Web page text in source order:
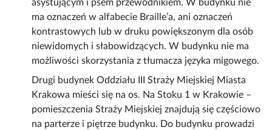
asystującym i psem przewodnikiem. W budynku nie
ma oznaczeń w alfabecie Braille’a, ani oznaczeń
kontrastowych lub w druku powiększonym dla osób
niewidomych i słabowidzących. W budynku nie ma
możliwości skorzystania z tłumacza języka migowego.
Drugi budynek Oddziału III Straży Miejskiej Miasta
Krakowa mieści się na os. Na Stoku 1 w Krakowie –
pomieszczenia Straży Miejskiej znajdują się częściowo
na parterze i piętrze budynku. Do budynku prowadzi